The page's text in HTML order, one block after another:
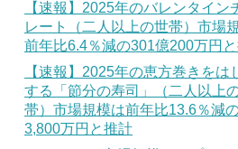
【速報】2025年のバレンタイン
レート（二人以上の世帯）市場
前年比6.4％減の301億200万円
【速報】2025年の恵方巻きをは
する「節分の寿司」（二人以上
帯）市場規模は前年比13.6％減
3,800万円と推計